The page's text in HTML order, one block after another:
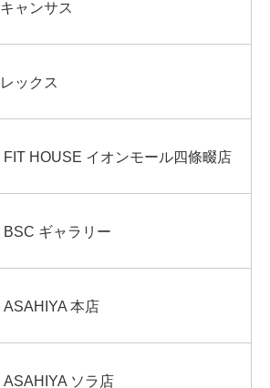
キャンサス
レックス
FIT HOUSE イオンモール四條畷店
BSC ギャラリー
ASAHIYA 本店
ASAHIYA ソラ店